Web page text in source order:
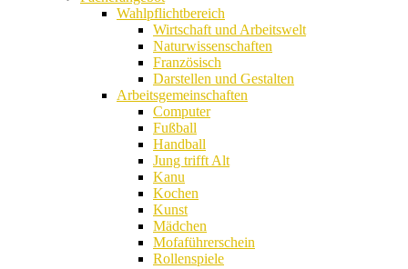
Wahlpflichtbereich
Wirtschaft und Arbeitswelt
Naturwissenschaften
Französisch
Darstellen und Gestalten
Arbeitsgemeinschaften
Computer
Fußball
Handball
Jung trifft Alt
Kanu
Kochen
Kunst
Mädchen
Mofaführerschein
Rollenspiele